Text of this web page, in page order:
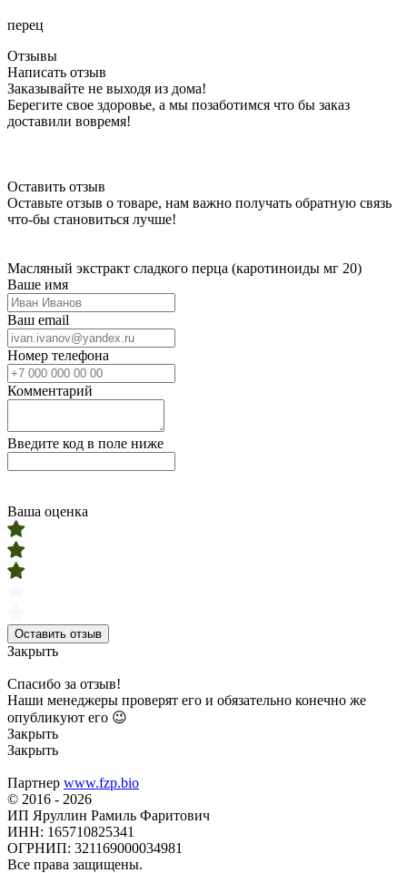
перец
Отзывы
Написать отзыв
Заказывайте не выходя из дома!
Берегите свое здоровье, а мы позаботимся что бы заказ
доставили вовремя!
Оставить отзыв
Оставьте отзыв о товаре, нам важно получать обратную связь
что-бы становиться лучше!
Масляный экстракт сладкого перца (каротиноиды мг 20)
Ваше имя
Ваш email
Номер телефона
Комментарий
Введите код в поле ниже
Ваша оценка
Оставить отзыв
Закрыть
Спасибо за отзыв!
Наши менеджеры проверят его и обязательно конечно же
опубликуют его 😉
Закрыть
Закрыть
Партнер www.fzp.bio
© 2016 - 2026
ИП Яруллин Рамиль Фаритович
ИНН: 165710825341
ОГРНИП: 321169000034981
Все права защищены.